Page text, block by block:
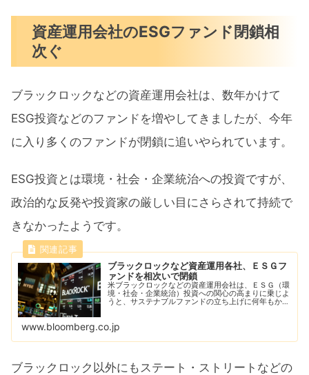
資産運用会社のESGファンド閉鎖相
次ぐ
ブラックロックなどの資産運用会社は、数年かけて
ESG投資などのファンドを増やしてきましたが、今年
に入り多くのファンドが閉鎖に追いやられています。
ESG投資とは環境・社会・企業統治への投資ですが、
政治的な反発や投資家の厳しい目にさらされて持続で
きなかったようです。
ブラックロックなど資産運用各社、ＥＳＧフ
ァンドを相次いで閉鎖
米ブラックロックなどの資産運用会社は、ＥＳＧ（環
境・社会・企業統治）投資への関心の高まりに乗じよ
うと、サステナブルファンドの立ち上げに何年もかけ
て...
www.bloomberg.co.jp
ブラックロック以外にもステート・ストリートなどの